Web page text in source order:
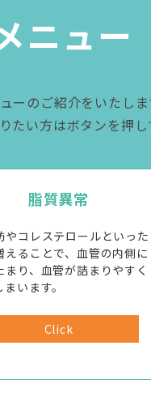
ニュー
のご紹介をいたしま
い方はボタンを押し
脂質異常
やコレステロールといった
えることで、血管の内側に
まり、血管が詰まりやすく
います。
Click